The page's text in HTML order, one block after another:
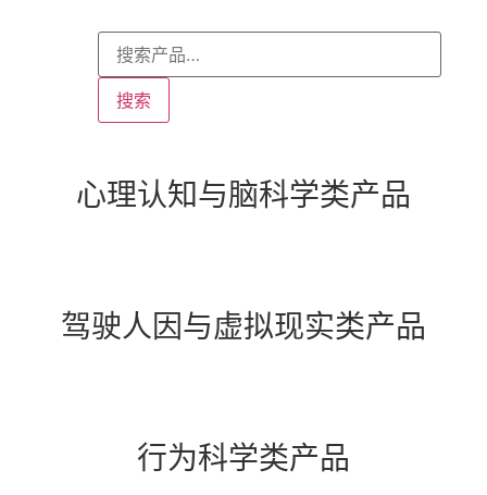
搜索
心理认知与脑科学类产品
驾驶人因与虚拟现实类产品
行为科学类产品